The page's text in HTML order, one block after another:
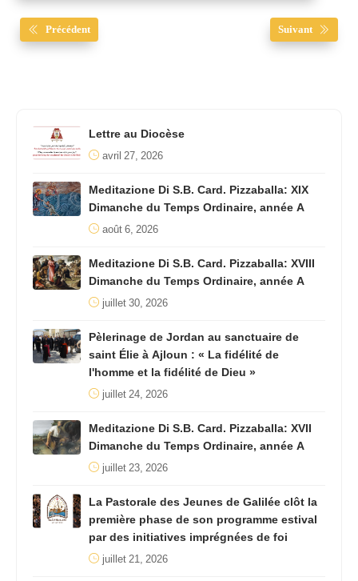
Précédent Suivant
Lettre au Diocèse
avril 27, 2026
Meditazione Di S.B. Card. Pizzaballa: XIX
Dimanche du Temps Ordinaire, année A
août 6, 2026
Meditazione Di S.B. Card. Pizzaballa: XVIII
Dimanche du Temps Ordinaire, année A
juillet 30, 2026
Pèlerinage de Jordan au sanctuaire de
saint Élie à Ajloun : « La fidélité de
l'homme et la fidélité de Dieu »
juillet 24, 2026
Meditazione Di S.B. Card. Pizzaballa: XVII
Dimanche du Temps Ordinaire, année A
juillet 23, 2026
La Pastorale des Jeunes de Galilée clôt la
première phase de son programme estival
par des initiatives imprégnées de foi
juillet 21, 2026